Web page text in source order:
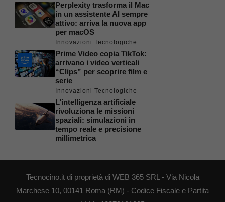
Perplexity trasforma il Mac
in un assistente AI sempre
attivo: arriva la nuova app
per macOS
Innovazioni Tecnologiche
Prime Video copia TikTok:
arrivano i video verticali
“Clips” per scoprire film e
serie
Innovazioni Tecnologiche
L’intelligenza artificiale
rivoluziona le missioni
spaziali: simulazioni in
tempo reale e precisione
millimetrica
Tecnocino.it di proprietà di WEB 365 SRL - Via Nicola
Marchese 10, 00141 Roma (RM) - Codice Fiscale e Partita